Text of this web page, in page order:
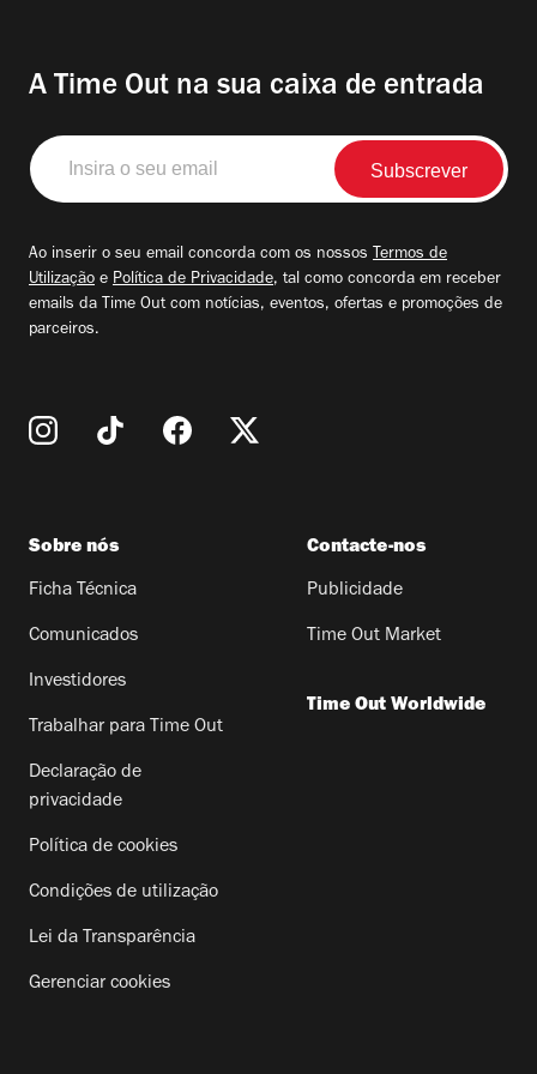
A Time Out na sua caixa de entrada
Insira
o
seu
Ao inserir o seu email concorda com os nossos Termos de
Utilização e Política de Privacidade, tal como concorda em receber
emails da Time Out com notícias, eventos, ofertas e promoções de
parceiros.
Sobre nós
Ficha Técnica
Comunicados
Investidores
Trabalhar para Time Out
Declaração de
privacidade
Política de cookies
Condições de utilização
Lei da Transparência
Gerenciar cookies
Contacte-nos
Publicidade
Time Out Market
Time Out Worldwide